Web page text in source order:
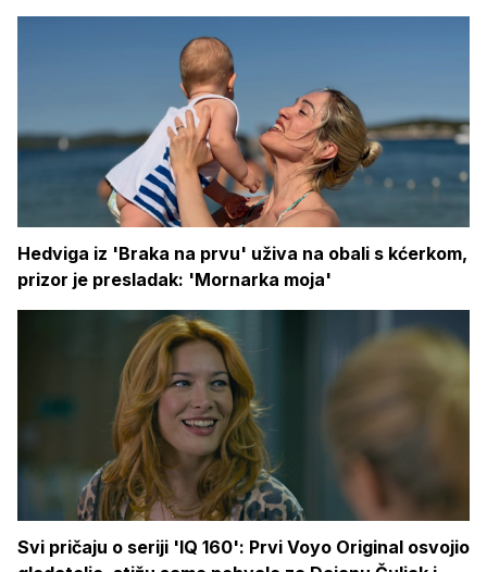
Hedviga iz 'Braka na prvu' uživa na obali s kćerkom,
prizor je presladak: 'Mornarka moja'
Svi pričaju o seriji 'IQ 160': Prvi Voyo Original osvojio